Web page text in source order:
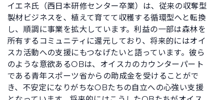
イエネ氏（西日本研修センター卒業）は、従来の収奪型
製材ビジネスを、植えて育てて収穫する循環型へと転換
し、順調に事業を拡大しています。利益の一部は森林を
所有するコミュニティに還元しており、将来的にはオイ
スカ活動への支援にもつなげたいと語っています。彼ら
のような意欲あるOBは、オイスカのカウンターパート
である青年スポーツ省からの助成金を受けることがで
き、不安定になりがちなOBたちの自立への心強い支援